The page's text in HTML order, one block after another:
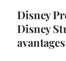
Disney
Disney